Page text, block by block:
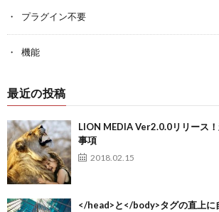
プラグイン不要
機能
最近の投稿
LION MEDIA Ver2.0.0リリース
事項
2018.02.15
</head>と</body>タグの直上に